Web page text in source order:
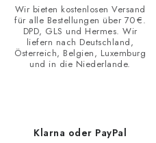
Wir bieten kostenlosen Versand
für alle Bestellungen über 70 €.
DPD, GLS und Hermes. Wir
liefern nach Deutschland,
Österreich, Belgien, Luxemburg
und in die Niederlande.
Klarna oder PayPal